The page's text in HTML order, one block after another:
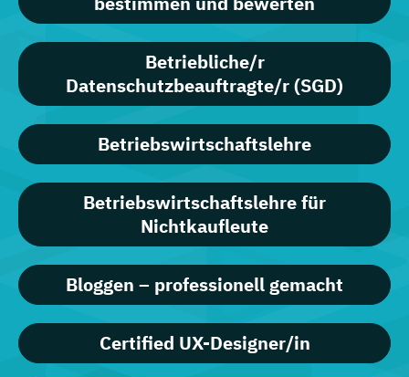
Betriebliche/r
Datenschutzbeauftragte/r (SGD)
Betriebswirtschaftslehre
Betriebswirtschaftslehre für
Nichtkaufleute
Bloggen – professionell gemacht
Certified UX-Designer/in